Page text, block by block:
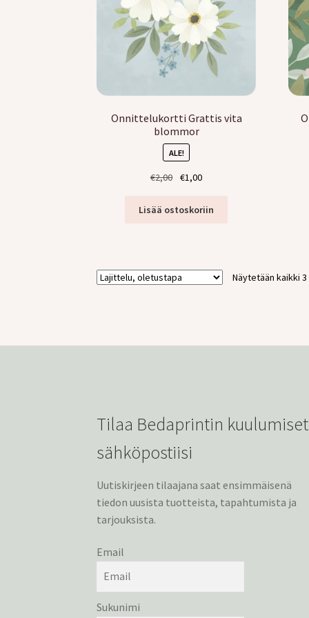
Onnittelukortti Grattis vita
blommor
ALE!
€2,00
Alkuperäinen
oli:
€1,00Nykyinen
on:
Lisää ostoskoriin
Näytetään kaikki
Tilaa Bedaprintin kuulumiset
sähköpostiisi
Uutiskirjeen tilaajana saat ensimmäisenä
tiedon uusista tuotteista, tapahtumista ja
tarjouksista.
Email
Sukunimi